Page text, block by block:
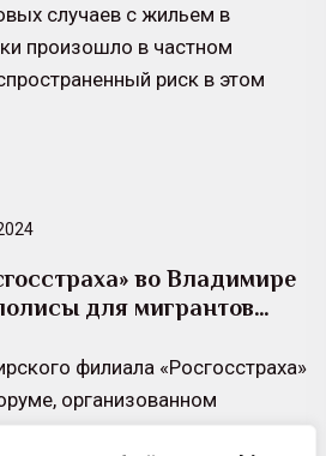
случаев с жильем в
произошло в частном
риск в этом
во Владимире
для мигрантов…
филиала «Росгосстраха»
организованном
«Содействие» для крупных